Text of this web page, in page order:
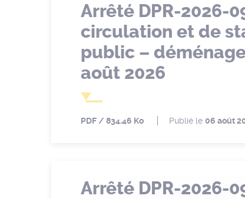
Arrêté DPR-2026-
circulation et de
public –
août 2026
PDF 834.46 Ko Publié le 06 août
Arrêté DPR-2026-